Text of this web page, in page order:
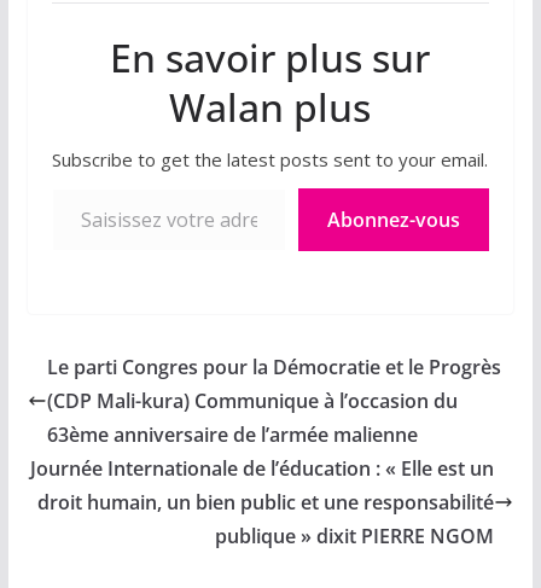
En savoir plus sur
Walan plus
Subscribe to get the latest posts sent to your email.
Abonnez-vous
Le parti Congres pour la Démocratie et le Progrès
(CDP Mali-kura) Communique à l’occasion du
63ème anniversaire de l’armée malienne
Journée Internationale de l’éducation : « Elle est un
droit humain, un bien public et une responsabilité
publique » dixit PIERRE NGOM